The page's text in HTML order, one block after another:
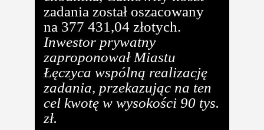
zadania został oszacowany
na 377 431,04 złotych.
Inwestor prywatny
zaproponował Miastu
Łęczyca wspólną realizację
zadania, przekazując na ten
cel kwotę w wysokości 90 tys.
zł.